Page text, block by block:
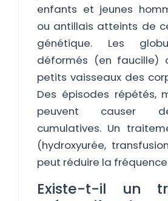
enfants et jeunes
ou antillais atteints de
génétique. Les
déformés (en faucille)
petits vaisseaux des
Des épisodes répétés,
peuvent causer
cumulatives. Un
(hydroxyurée,
peut réduire la
Existe-t-il un